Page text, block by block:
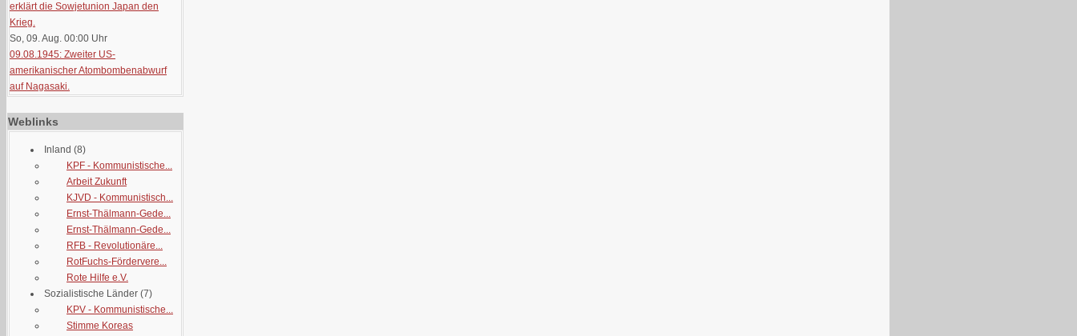
erklärt die Sowjetunion Japan den
Krieg.
So, 09. Aug. 00:00 Uhr
09.08.1945: Zweiter US-
amerikanischer Atombombenabwurf
auf Nagasaki.
Weblinks
Inland (8)
KPF - Kommunistische...
Arbeit Zukunft
KJVD - Kommunistisch...
Ernst-Thälmann-Gede...
Ernst-Thälmann-Gede...
RFB - Revolutionäre...
RotFuchs-Fördervere...
Rote Hilfe e.V.
Sozialistische Länder (7)
KPV - Kommunistische...
Stimme Koreas